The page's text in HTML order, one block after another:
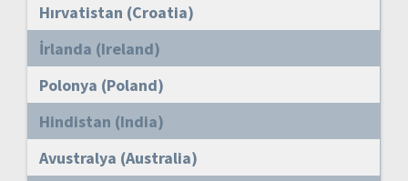
Hırvatistan (Croatia)
İrlanda (Ireland)
Polonya (Poland)
Hindistan (India)
Avustralya (Australia)